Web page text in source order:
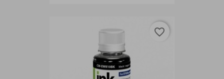
favorite_border